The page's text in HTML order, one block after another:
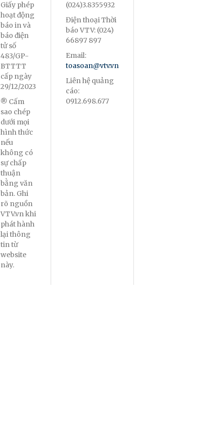
Giấy phép
hoạt động
báo in và
báo điện
tử số
483/GP-
BTTTT
cấp ngày
29/12/2023
® Cấm
sao chép
dưới mọi
hình thức
nếu
không có
sự chấp
thuận
bằng văn
bản. Ghi
rõ nguồn
VTV.vn khi
phát hành
lại thông
tin từ
website
này.
(024)3.8355932
Điện thoại Thời
báo VTV: (024)
66897 897
Email:
toasoan@vtv.vn
Liên hệ quảng
cáo:
0912.698.677